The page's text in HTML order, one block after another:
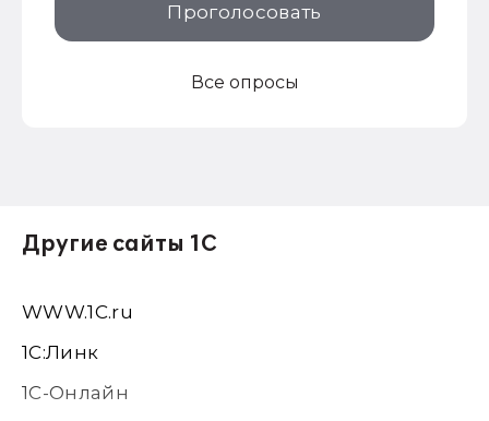
Проголосовать
Все опросы
Другие сайты 1С
WWW.1С.ru
1С:Линк
1С-Онлайн